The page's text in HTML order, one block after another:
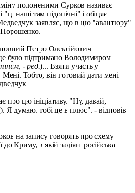
полоненими Сурков називає
"ці наші там підопічні" і обіцяє
заявляє, що в цю "авантюру"
Петро Олексійович
було підтримано Володимиром
- ред.)... Взяти участь у
Мені. Тобто, він готовий дати мені
про цю ініціативу. "Ну, давай,
). Я думаю, тобі це в плюс", - відповів
на запису говорять про схему
до Криму, в якій задіяні російська